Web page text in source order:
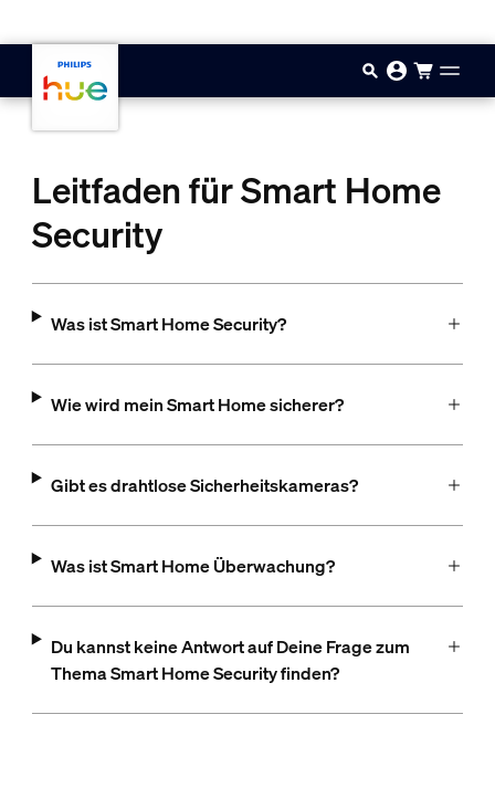
Leitfaden für Smart Home
Security
Was ist Smart Home Security?
Wie wird mein Smart Home sicherer?
Gibt es drahtlose Sicherheitskameras?
Was ist Smart Home Überwachung?
Du kannst keine Antwort auf Deine Frage zum
Thema Smart Home Security finden?